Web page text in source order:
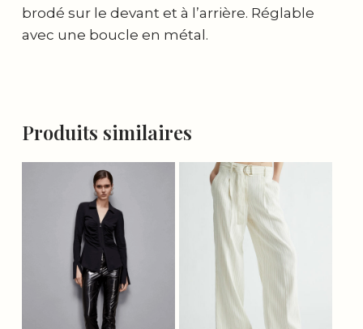
brodé sur le devant et à l’arrière. Réglable
avec une boucle en métal.
Produits similaires